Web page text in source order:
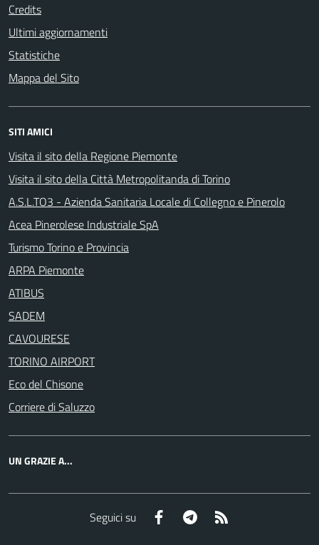
Credits
Ultimi aggiornamenti
Statistiche
Mappa del Sito
SITI AMICI
Visita il sito della Regione Piemonte
Visita il sito della Città Metropolitanda di Torino
A.S.L.TO3 - Azienda Sanitaria Locale di Collegno e Pinerolo
Acea Pinerolese Industriale SpA
Turismo Torino e Provincia
ARPA Piemonte
ATIBUS
SADEM
CAVOURESE
TORINO AIRPORT
Eco del Chisone
Corriere di Saluzzo
UN GRAZIE A...
Seguici su Facebook Telegram